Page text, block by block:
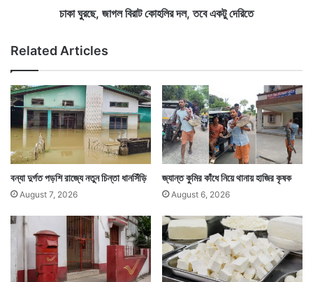
(সংবাদ সংস্থার সাহায্য নিয়ে লেখা)
কো
হ
লি
র
দ
ল
ত
বে
এ
টু
চাকা ঘুরছে, জাগল বিরাট কোহলির দল, তবে একটু দেরিতে
Related Articles
বন্যা দুর্গত পড়শি রাজ্যে নতুন চিন্তা ধানসিঁড়ি
August 7, 2026
জ্যান্ত কুমির কাঁধে নিয়ে থানায় হাজির কৃষক
August 6, 2026